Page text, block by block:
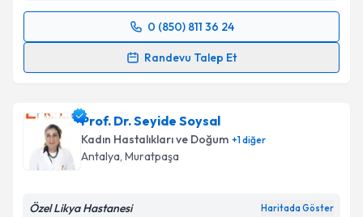
Kişisel verilerimin işlenmesine ilişkinAydınlatma
'ni okudum ve kişisel verilerimin belirtilen
kapsamda işlenmesini kabul ediyorum.
Takvim Talebini Gönder
0 (850) 811 36 24
Randevu Talep Et
Randevu Takvimi Talebi
takvim hazırlandığında e-posta ile bilgilendireceğiz.
E-posta Adresiniz
Prof. Dr. Seyide Soysal
Kadın Hastalıkları ve Doğum +1diğer
Antalya, Muratpaşa
Özel Likya Hastanesi Haritada Göster